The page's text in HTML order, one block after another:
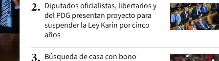
2. Diputados oficialistas, libertarios y
del PDG presentan proyecto para
suspender la Ley Karin por cinco
años
3. Búsqueda de casa con bono